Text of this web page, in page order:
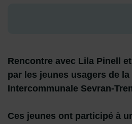
Rencontre avec Lila Pinell
par les jeunes usagers de
Intercommunale Sevran-
Ces jeunes ont participé à